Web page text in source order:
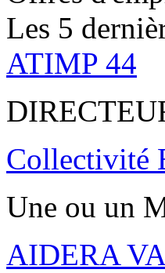
Les 5
ATIMP 44
Collectivité
Une ou un
AIDERA